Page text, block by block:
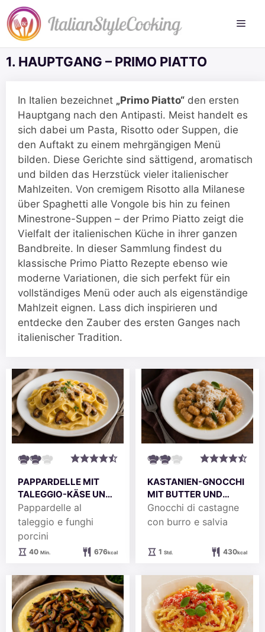
Zum
Inhalt
springen
1. HAUPTGANG – PRIMO PIATTO
In Italien bezeichnet „Primo Piatto“ den ersten
Hauptgang nach den Antipasti. Meist handelt es
sich dabei um Pasta, Risotto oder Suppen, die
den Auftakt zu einem mehrgängigen Menü
bilden. Diese Gerichte sind sättigend, aromatisch
und bilden das Herzstück vieler italienischer
Mahlzeiten. Von cremigem Risotto alla Milanese
über Spaghetti alle Vongole bis hin zu feinen
Minestrone-Suppen – der Primo Piatto zeigt die
Vielfalt der italienischen Küche in ihrer ganzen
Bandbreite. In dieser Sammlung findest du
klassische Primo Piatto Rezepte ebenso wie
moderne Variationen, die sich perfekt für ein
vollständiges Menü oder auch als eigenständige
Mahlzeit eignen. Lass dich inspirieren und
entdecke den Zauber des ersten Ganges nach
italienischer Tradition.
PAPPARDELLE MIT
TALEGGIO-KÄSE UND
STEINPILZEN
Pappardelle al
taleggio e funghi
porcini
40Minuten
Min. 676kcal
KASTANIEN-GNOCCHI
MIT BUTTER UND
SALBEI
Gnocchi di castagne
con burro e salvia
1Stunde
Std. 430kcal